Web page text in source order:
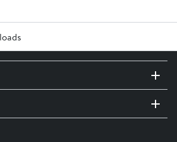
aus Gummi werden mitgeliefert.
erstellen Sie in Login um Zugriff auf die